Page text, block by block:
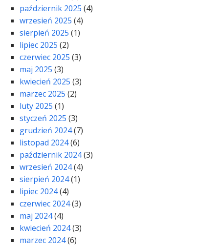
październik 2025 (4)
wrzesień 2025 (4)
sierpień 2025 (1)
lipiec 2025 (2)
czerwiec 2025 (3)
maj 2025 (3)
kwiecień 2025 (3)
marzec 2025 (2)
luty 2025 (1)
styczeń 2025 (3)
grudzień 2024(7)
listopad 2024(6)
październik 2024(3)
wrzesień 2024(4)
sierpień 2024(1)
lipiec 2024(4)
czerwiec 2024(3)
maj 2024(4)
kwiecień 2024(3)
marzec 2024(6)